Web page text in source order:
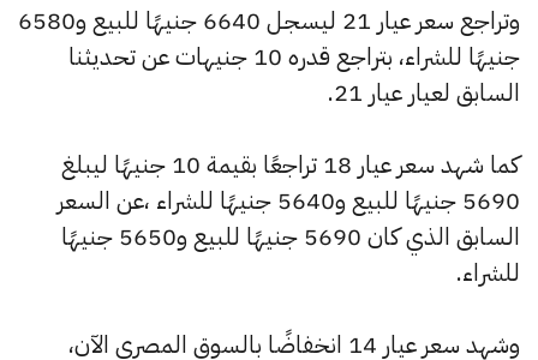
وتراجع سعر عيار 21 ليسجل 6640 جنيهًا للبيع و6580
جنيهًا للشراء، بتراجع قدره 10 جنيهات عن تحديثنا
السابق لعيار عيار 21.
كما شهد سعر عيار 18 تراجعًا بقيمة 10 جنيهًا ليبلغ
5690 جنيهًا للبيع و5640 جنيهًا للشراء ،عن السعر
السابق الذي كان 5690 جنيهًا للبيع و5650 جنيهًا
للشراء.
وشهد سعر عيار 14 انخفاضًا بالسوق المصري الآن،